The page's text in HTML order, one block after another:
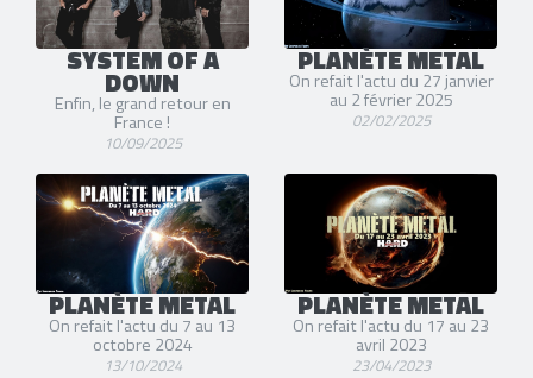
SYSTEM OF A
DOWN
Enfin, le grand retour en
France !
10/09/2025
PLANÈTE METAL
On refait l'actu du 27 janvier
au 2 février 2025
02/02/2025
PLANÈTE METAL
On refait l'actu du 7 au 13
octobre 2024
13/10/2024
PLANÈTE METAL
On refait l'actu du 17 au 23
avril 2023
23/04/2023